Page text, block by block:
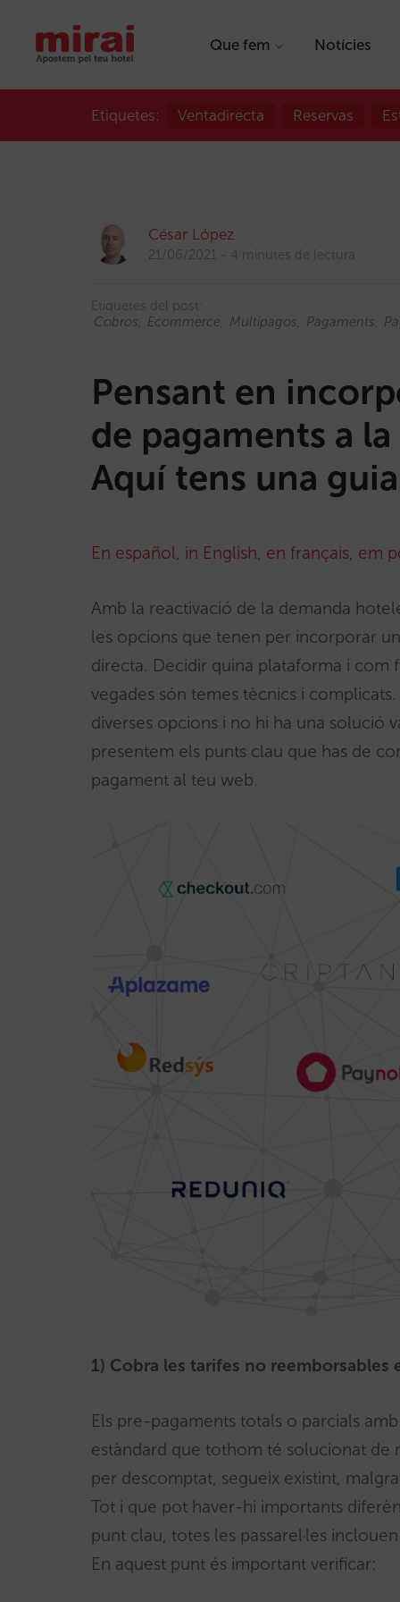
Que fem Notícies
Etiquetes: Ventadirecta Reservas
César López
21/06/2021 4 minutes de lectura
Etiquetes del post:
Cobros
Ecommerce Multipagos Pagaments
Pensant en
de pagaments a
Aquí tens una
En español, in English, en français, em
Amb la reactivació de la demanda
les opcions que tenen per incorporar
directa. Decidir quina plataforma i
vegades són temes tècnics i
diverses opcions i no hi ha una solució
presentem els punts clau que has de
pagament al teu web.
1) Cobra les tarifes no reemborsables
Els pre-pagaments totals o parcials
estàndard que tothom té solucionat de
per descomptat, segueix existint,
Tot i que pot haver-hi importants
punt clau, totes les passarel·les
En aquest punt és important verificar: